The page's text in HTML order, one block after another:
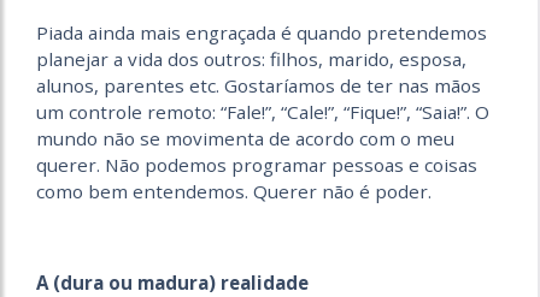
Piada ainda mais engraçada é quando pretendemos
planejar a vida dos outros: filhos, marido, esposa,
alunos, parentes etc. Gostaríamos de ter nas mãos
um controle remoto: “Fale!”, “Cale!”, “Fique!”, “Saia!”. O
mundo não se movimenta de acordo com o meu
querer. Não podemos programar pessoas e coisas
como bem entendemos. Querer não é poder.
A (dura ou madura) realidade